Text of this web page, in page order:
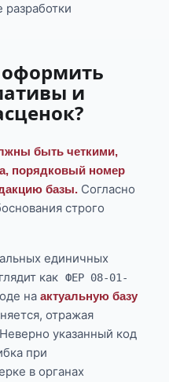
разработки
и
быть четкими,
порядковый номер
базы. Согласно
строго
единичных
как ФЕР 08-01-
наактуальную базу
отражая
указанный код
при
в органах